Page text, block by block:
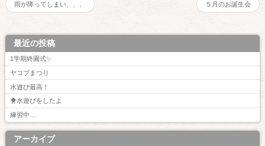
雨が降ってしまい、、、 ５月のお誕生会
最近の投稿
1学期終園式✨
ヤコブまつり
水遊び最高！
🐥水遊びをしたよ
練習中…
アーカイブ